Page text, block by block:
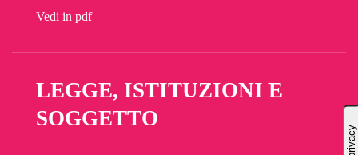
Vedi in pdf
LEGGE, ISTITUZIONI E
SOGGETTO